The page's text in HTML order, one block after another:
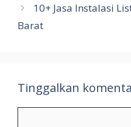
10+ Jasa Instalasi
Barat
Tinggalkan